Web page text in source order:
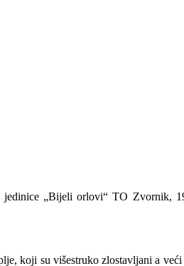
„Bijeli orlovi“ TO Zvornik,
koji su višestruko zlostavljani a